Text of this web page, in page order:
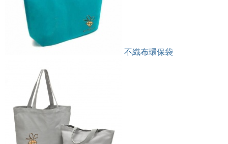
不織布環保袋